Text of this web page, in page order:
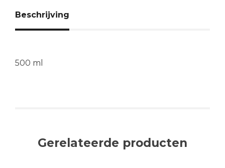
Beschrijving
500 ml
Gerelateerde producten